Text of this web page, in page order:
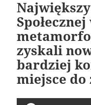
zyskali
bardziej
miejsce do